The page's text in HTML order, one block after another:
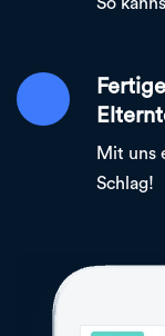
Mit uns
Schlag!